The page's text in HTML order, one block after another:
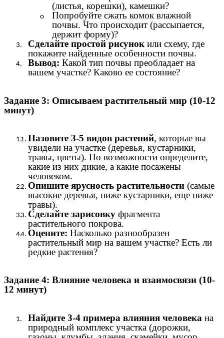
(листья, корешки), камешки?
Попробуйте сжать комок влажной
почвы. Что происходит (рассыпается,
держит форму)?
Сделайте простой рисунок или схему, где
покажите найденные особенности почвы.
Вывод: Какой тип почвы преобладает на
вашем участке? Каково ее состояние?
Задание 3: Описываем растительный мир (10-12
минут)
Назовите 3-5 видов растений, которые вы
увидели на участке (деревья, кустарники,
травы, цветы). По возможности определите,
какие из них дикие, а какие посажены
человеком.
Опишите ярусность растительности (самые
высокие деревья, ниже кустарники, еще ниже
травы).
Сделайте зарисовку фрагмента
растительного покрова.
Оцените: Насколько разнообразен
растительный мир на вашем участке? Есть ли
редкие растения?
Задание 4: Влияние человека и взаимосвязи (10-
12 минут)
Найдите 3-4 примера влияния человека на
природный комплекс участка (дорожки,